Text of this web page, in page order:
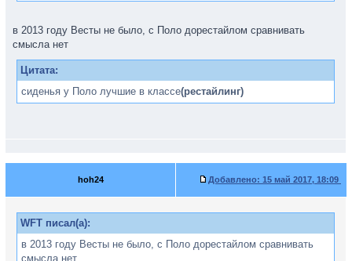
в 2013 году Весты не было, с Поло дорестайлом сравнивать
смысла нет
Цитата:
сиденья у Поло лучшие в классе(рестайлинг)
hoh24 Добавлено: 15 май 2017, 18:09
WFT писал(а):
в 2013 году Весты не было, с Поло дорестайлом сравнивать
смысла нет